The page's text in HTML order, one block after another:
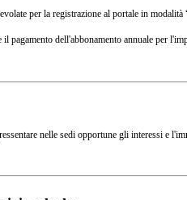
per la registrazione al portale in modalità
dell'abbonamento annuale per
nelle sedi opportune gli interessi e